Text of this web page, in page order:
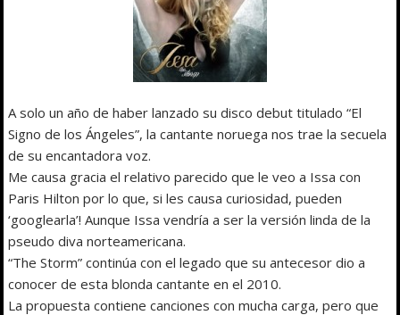
A solo un año de haber lanzado su disco debut titulado “El
Signo de los Ángeles”, la cantante noruega nos trae la secuela
de su encantadora voz.
Me causa gracia el relativo parecido que le veo a Issa con
Paris Hilton por lo que, si les causa curiosidad, pueden
‘googlearla’! Aunque Issa vendría a ser la versión linda de la
pseudo diva norteamericana.
“The Storm” continúa con el legado que su antecesor dio a
conocer de esta blonda cantante en el 2010.
La propuesta contiene canciones con mucha carga, pero que